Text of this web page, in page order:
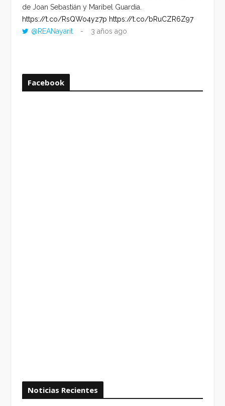
de Joan Sebastián y Maribel Guardia.
https://t.co/RsQWo4yz7p https://t.co/bRuCZR6Z97
@REANayarit
3 años ago
Facebook
Noticias Recientes